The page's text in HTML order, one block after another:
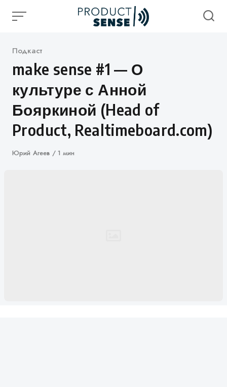
Категория
Подкаст
make sense #1 — О
культуре с Анной
Бояркиной (Head of
Product, Realtimeboard.com)
Автор
Юрий Агеев 1 мин